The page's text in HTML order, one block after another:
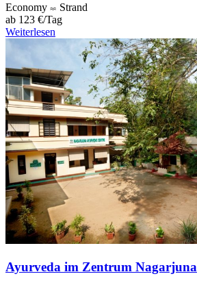
Economy
Strand
ab 123 €/Tag
Weiterlesen
Ayurveda im Zentrum Nagarjuna